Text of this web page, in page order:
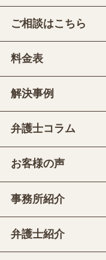
ご相談はこちら
料金表
解決事例
弁護士コラム
お客様の声
事務所紹介
弁護士紹介